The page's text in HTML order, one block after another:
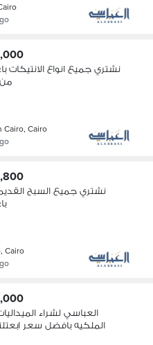
نشتري جميع انواع الانتيكات
Cairo, Cairo
نشتري جميع السبح
Cairo
العباسي لشراء
الملكيه بافضل سعر